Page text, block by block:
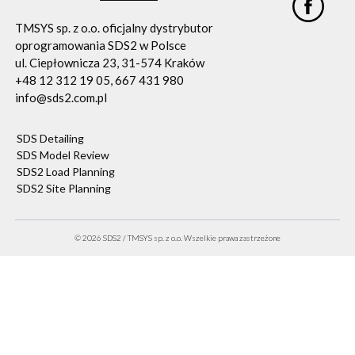
TMSYS sp. z o.o. oficjalny dystrybutor
oprogramowania SDS2 w Polsce
ul. Ciepłownicza 23, 31-574 Kraków
+48 12 312 19 05, 667 431 980
info@sds2.com.pl
SDS Detailing
SDS Model Review
SDS2 Load Planning
SDS2 Site Planning
© 2026 SDS2 / TMSYS sp. z o.o. Wszelkie prawa zastrzeżone